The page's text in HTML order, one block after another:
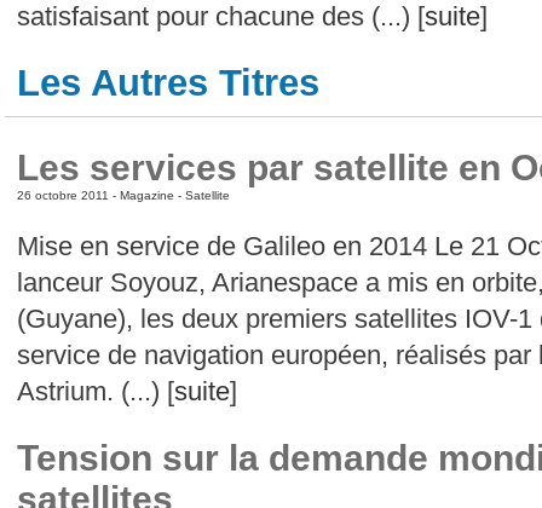
satisfaisant pour chacune des (...) [suite]
Les Autres Titres
Les services par satellite en
26 octobre 2011 - Magazine - Satellite
Mise en service de Galileo en 2014 Le 21
lanceur Soyouz, Arianespace a mis en
(Guyane), les deux premiers satellites IOV-
service de navigation européen, réalisés
Astrium. (...) [suite]
Tension sur la demande
satellites